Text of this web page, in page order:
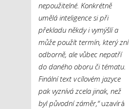
nepoužitelné. Konkrétně
umělá inteligence si při
překladu někdy i vymýšlí a
může použít termín, který zní
odborně, ale vůbec nepatří
do daného oboru či tématu.
Finální text v cílovém jazyce
pak vyznívá zcela jinak, než
byl původní záměr,“uzavírá